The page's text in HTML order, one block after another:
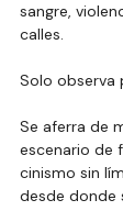
sangre,
calles.
Solo observa
Se aferra de
escenario de
cinismo sin
desde donde